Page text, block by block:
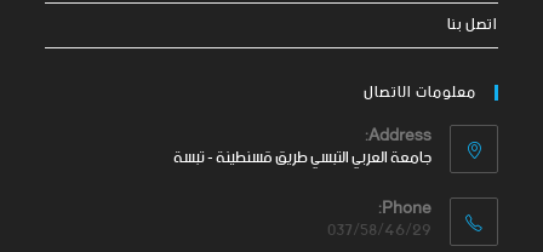
اتصل بنا
معلومات الاتصال
Address:
جامعة العربي التبسي طريق قسنطينة - تبسة
Phone:
037/58/46/29